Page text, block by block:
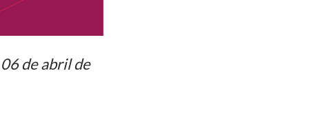
de abril de